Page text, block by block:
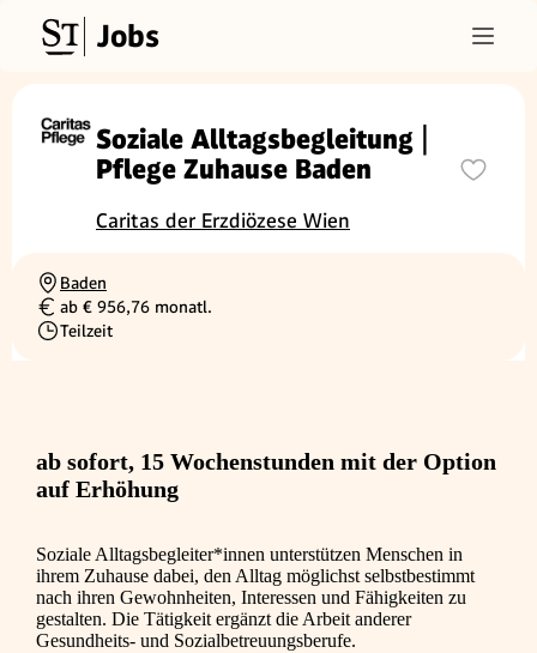
Jobs
Soziale Alltagsbegleitung |
Pflege Zuhause Baden
Caritas der Erzdiözese Wien
Ortschaft
Baden
Gehalt
ab € 956,76 monatl.
Beschäftigungsart
Teilzeit
ab sofort, 15 Wochenstunden mit der Option
auf Erhöhung
Soziale Alltagsbegleiter*innen unterstützen Menschen in
ihrem Zuhause dabei, den Alltag möglichst selbstbestimmt
nach ihren Gewohnheiten, Interessen und Fähigkeiten zu
gestalten. Die Tätigkeit ergänzt die Arbeit anderer
Gesundheits- und Sozialbetreuungsberufe.